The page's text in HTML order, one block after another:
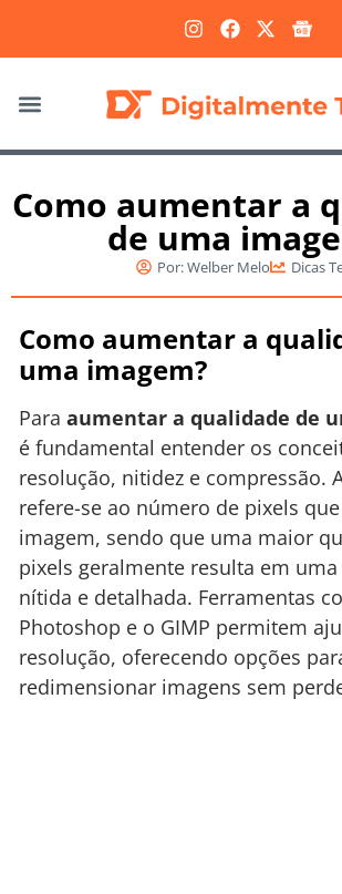
Como aumentar a
de uma
Por:Welber Melo Dicas
Como aumentar a
uma imagem?
Para aumentar a qualidade de
é fundamental entender os
resolução, nitidez e compressão.
refere-se ao número de pixels
imagem, sendo que uma maior
pixels geralmente resulta em
nítida e detalhada. Ferramentas
Photoshop e o GIMP permitem
resolução, oferecendo opções
redimensionar imagens sem